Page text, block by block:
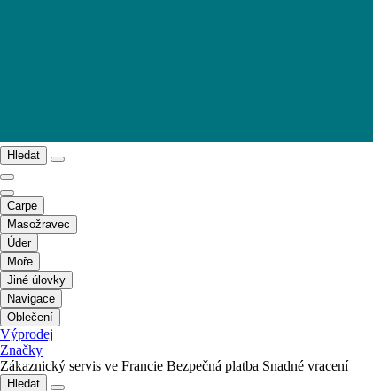
Hledat
Carpe
Masožravec
Úder
Moře
Jiné úlovky
Navigace
Oblečení
Výprodej
Značky
Zákaznický servis ve Francie Bezpečná platba Snadné vracení
Hledat